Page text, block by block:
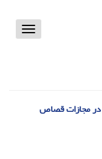
Toggle
در مجازات قصاص